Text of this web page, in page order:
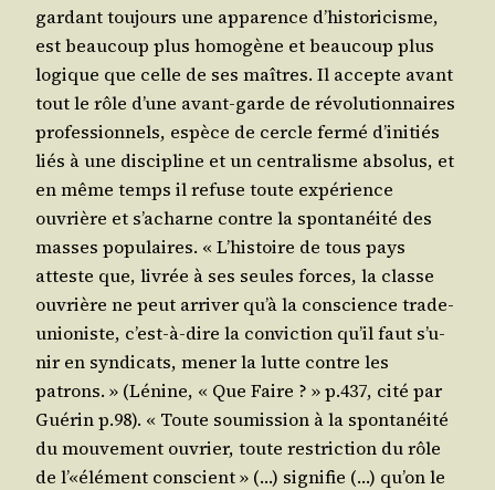
gar­dant tou­jours une appa­rence d’his­to­ri­cisme,
est beau­coup plus homo­gène et beau­coup plus
logique que celle de ses maîtres. Il accepte avant
tout le rôle d’une avant-garde de révo­lu­tion­naires
pro­fes­sion­nels, espèce de cercle fer­mé d’i­ni­tiés
liés à une dis­ci­pline et un cen­tra­lisme abso­lus, et
en même temps il refuse toute expé­rience
ouvrière et s’a­charne contre la spon­ta­néi­té des
masses popu­laires. « L’his­toire de tous pays
atteste que, livrée à ses seules forces, la classe
ouvrière ne peut arri­ver qu’à la conscience trade-
unio­niste, c’est-à-dire la convic­tion qu’il faut s’u­
nir en syn­di­cats, mener la lutte contre les
patrons. » (Lénine, « Que Faire ? » p.437, cité par
Gué­rin p.98). « Toute sou­mis­sion à la spon­ta­néi­té
du mou­ve­ment ouvrier, toute res­tric­tion du rôle
de l’«élément conscient » (…) signi­fie (…) qu’on le